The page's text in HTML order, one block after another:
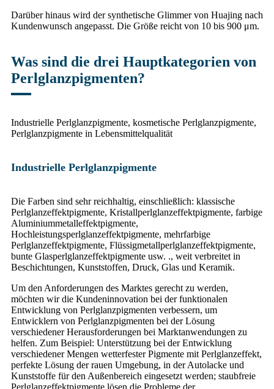
Darüber hinaus wird der synthetische Glimmer von Huajing nach
Kundenwunsch angepasst. Die Größe reicht von 10 bis 900 μm.
Was sind die drei Hauptkategorien von
Perlglanzpigmenten?
Industrielle Perlglanzpigmente, kosmetische Perlglanzpigmente,
Perlglanzpigmente in Lebensmittelqualität
Industrielle Perlglanzpigmente
Die Farben sind sehr reichhaltig, einschließlich: klassische
Perlglanzeffektpigmente, Kristallperlglanzeffektpigmente, farbige
Aluminiummetalleffektpigmente,
Hochleistungsperlglanzeffektpigmente, mehrfarbige
Perlglanzeffektpigmente, Flüssigmetallperlglanzeffektpigmente,
bunte Glasperlglanzeffektpigmente usw. ., weit verbreitet in
Beschichtungen, Kunststoffen, Druck, Glas und Keramik.
Um den Anforderungen des Marktes gerecht zu werden,
möchten wir die Kundeninnovation bei der funktionalen
Entwicklung von Perlglanzpigmenten verbessern, um
Entwicklern von Perlglanzpigmenten bei der Lösung
verschiedener Herausforderungen bei Marktanwendungen zu
helfen. Zum Beispiel: Unterstützung bei der Entwicklung
verschiedener Mengen wetterfester Pigmente mit Perlglanzeffekt,
perfekte Lösung der rauen Umgebung, in der Autolacke und
Kunststoffe für den Außenbereich eingesetzt werden; staubfreie
Perlglanzeffektpigmente lösen die Probleme der